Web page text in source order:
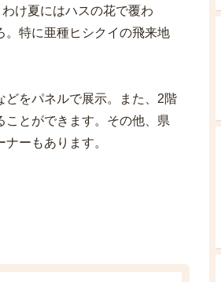
け夏にはハスの花で覆わ
。特に亜種ヒシクイの飛来地
どをパネルで展示。また、2階
ことができます。その他、県
ーもあります。